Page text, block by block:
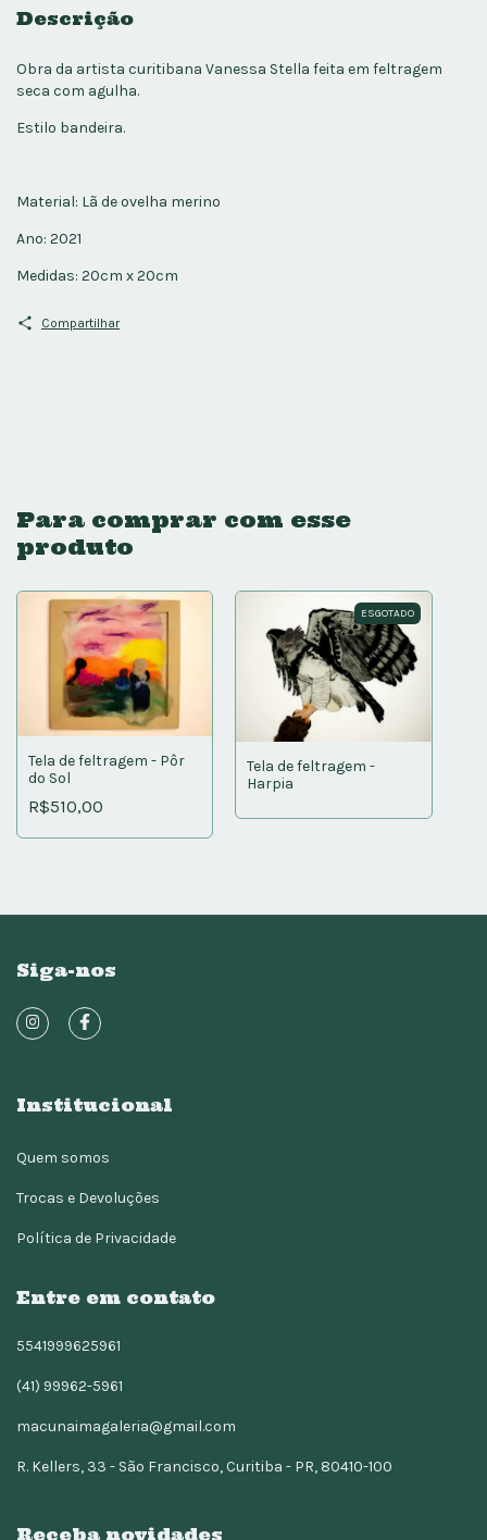
Descrição
Obra da artista curitibana Vanessa Stella feita em feltragem
seca com agulha.
Estilo bandeira.
Material: Lã de ovelha merino
Ano: 2021
Medidas: 20cm x 20cm
Compartilhar
Para comprar com esse
produto
Tela de feltragem - Pôr
do Sol
R$510,00
ESGOTADO
Tela de feltragem -
Harpia
Siga-nos
Institucional
Quem somos
Trocas e Devoluções
Política de Privacidade
Entre em contato
5541999625961
(41) 99962-5961
macunaimagaleria@gmail.com
R. Kellers, 33 - São Francisco, Curitiba - PR, 80410-100
Receba novidades